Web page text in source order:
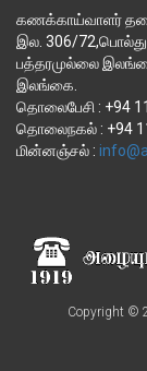
கணக்காய்வாளர்
இல. 306/
பத்தரமுல்லை
இலங்கை.
தொலைபேசி : +94
தொலைநகல் : +94
மின்னஞ்சல் :
Copyright ©